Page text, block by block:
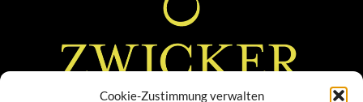
Cookie-Zustimmung verwalten